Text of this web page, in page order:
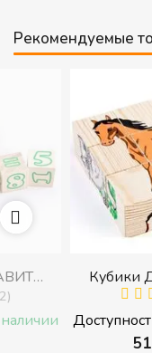
Рекомендуемые
Кубики
ЖИВОТНЫЕ
(Набор
разрезных
Доступность: В
руб.